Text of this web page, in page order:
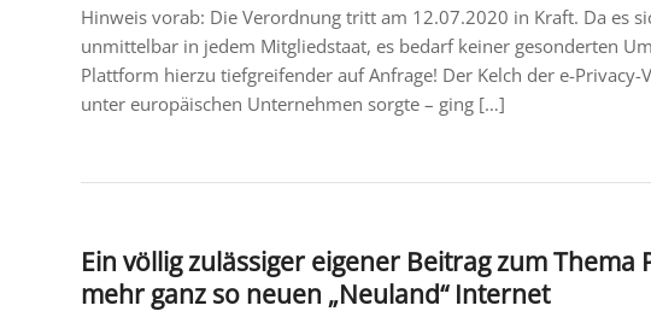
Hinweis vorab: Die Verordnung tritt am 12.07.2020 in Kraft. Da es
unmittelbar in jedem Mitgliedstaat, es bedarf keiner gesonderten
Plattform hierzu tiefgreifender auf Anfrage! Der Kelch der e-Privacy-
unter europäischen Unternehmen sorgte – ging […]
Ein völlig zulässiger eigener Beitrag zum
mehr ganz so neuen „Neuland“ Internet